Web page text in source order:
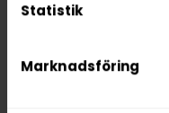
Statistik
Marknadsföring
ZYN Gentle Mint Mini
919,90 kr